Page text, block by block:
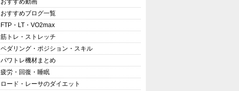
おすすめ動画
おすすめブログ一覧
FTP・LT・VO2max
筋トレ・ストレッチ
ペダリング・ポジション・スキル
パワトレ機材まとめ
疲労・回復・睡眠
ロード・レーサのダイエット